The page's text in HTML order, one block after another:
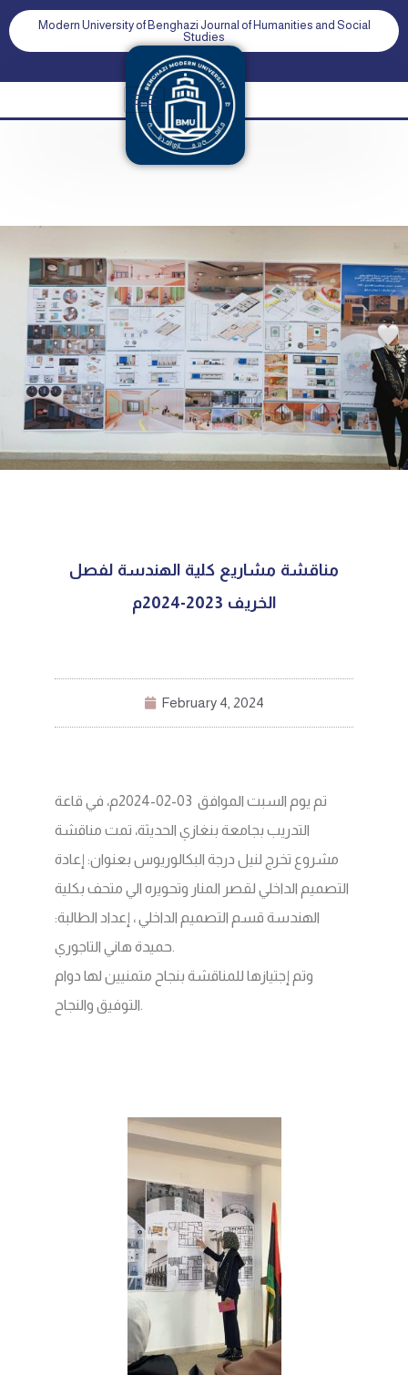
Modern University of Benghazi Journal of Humanities and Social
Studies
مناقشة مشاريع كلية الهندسة لفصل
الخريف 2023-2024م
February 4, 2024
تم يوم السبت الموافق 03-02-2024م، في قاعة
التدريب بجامعة بنغازي الحديثة، تمت مناقشة
مشروع تخرج لنيل درجة البكالوريوس بعنوان: إعادة
التصميم الداخلي لقصر المنار وتحويره الي متحف بكلية
الهندسة قسم التصميم الداخلي ، إعداد الطالبة:
وتم إجتيازها للمناقشة بنجاح متمنيين لها دوام